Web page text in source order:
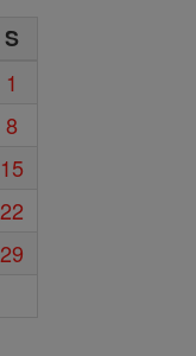
S
1
8
15
22
29